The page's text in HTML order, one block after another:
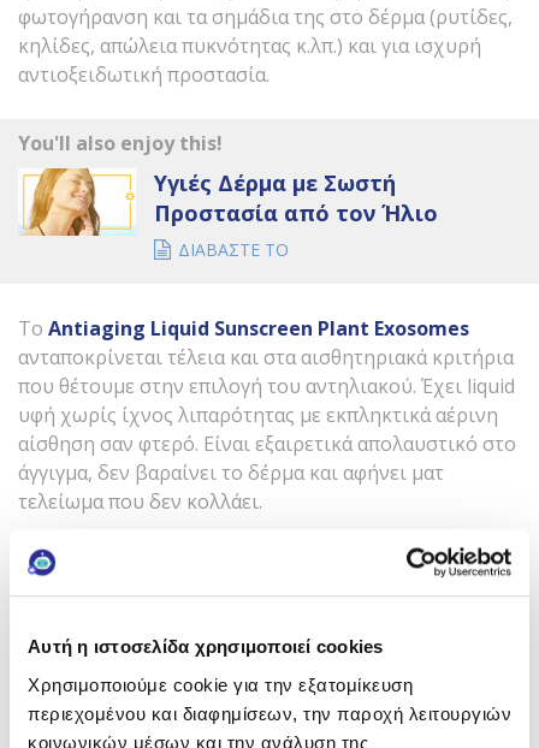
Αυτή η ιστοσελίδα χρησιμοποιεί cookies
Χρησιμοποιούμε cookie για την εξατομίκευση
περιεχομένου και διαφημίσεων, την παροχή λειτουργιών
κοινωνικών μέσων και την ανάλυση της
φωτογήρανση και τα σημάδια της στο δέρμα (ρυτίδες,
κηλίδες, απώλεια πυκνότητας κ.λπ.) και για ισχυρή
αντιοξειδωτική προστασία.
You'll also enjoy this!
Υγιές Δέρμα με Σωστή
Προστασία από τον Ήλιο
ΔΙΑΒΑΣΤΕ ΤΟ
Το Antiaging Liquid Sunscreen Plant Exosomes
ανταποκρίνεται τέλεια και στα αισθητηριακά κριτήρια
που θέτουμε στην επιλογή του αντηλιακού. Έχει liquid
υφή χωρίς ίχνος λιπαρότητας με εκπληκτικά αέρινη
αίσθηση σαν φτερό. Είναι εξαιρετικά απολαυστικό στο
άγγιγμα, δεν βαραίνει το δέρμα και αφήνει ματ
τελείωμα που δεν κολλάει.
Είναι η ιδανική επιλογή τόσο αν θέλουμε να
επανορθώσουμε τα σημεία γήρανσης που
εμφανίστηκαν ήδη -παράλληλα με την ηλιοπροστασία
σχηματισμό τους, κάτω από την υπεριώδη
ακτινοβολία που επιταχύνει το γήρας.
Καλωσορίζουμε την ένταξη των Plant Exosomes στην